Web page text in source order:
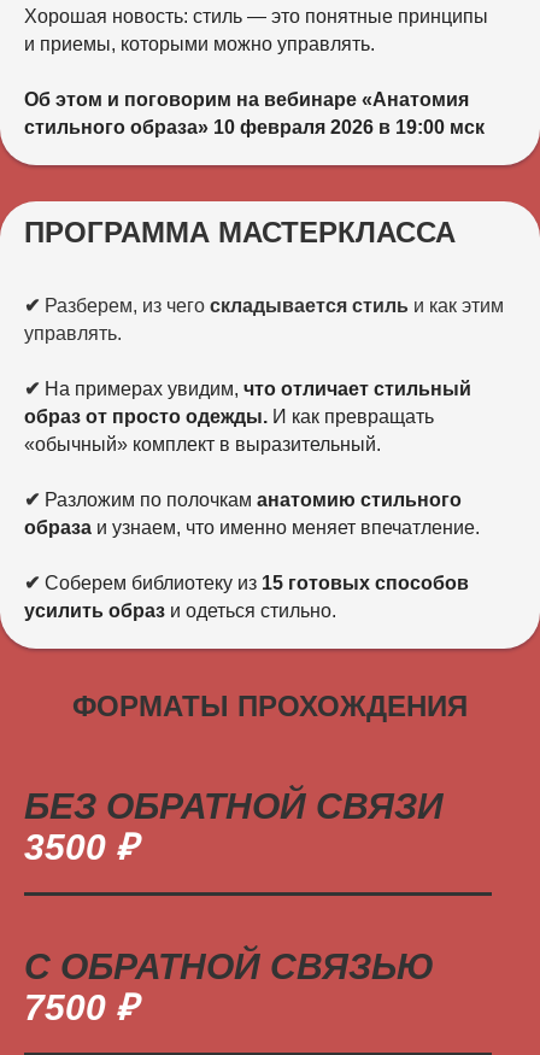
Хорошая новость: стиль — это понятные принципы
и приемы, которыми можно управлять.
Об этом и поговорим на вебинаре «Анатомия
стильного образа» 10 февраля 2026 в 19:00 мск
ПРОГРАММА МАСТЕРКЛАССА
✔ Разберем, из чего складывается стиль и как этим
управлять.
✔ Hа примерах увидим, что отличает стильный
образ от просто одежды. И как превращать
«обычный» комплект в выразительный.
✔ Разложим по полочкам анатомию стильного
образа и узнаем, что именно меняет впечатление.
✔ Соберем библиотеку из 15 готовых способов
усилить образ и одеться стильно.
ФОРМАТЫ ПРОХОЖДЕНИЯ
БЕЗ ОБРАТНОЙ СВЯЗИ
3500 ₽
С ОБРАТНОЙ СВЯЗЬЮ
7500 ₽